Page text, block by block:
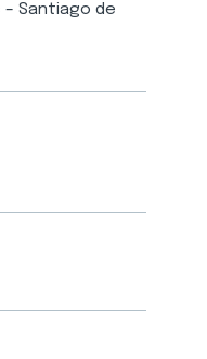
– Santiago de